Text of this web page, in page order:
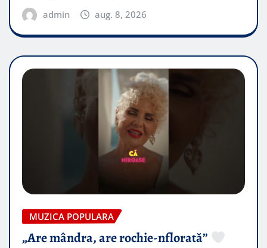
admin aug. 8, 2026
MUZICA POPULARA
„Are mândra, are rochie-nflorată”